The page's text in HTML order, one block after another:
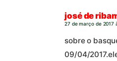
josé de
27 de março de 2017
sobre o
09/04/